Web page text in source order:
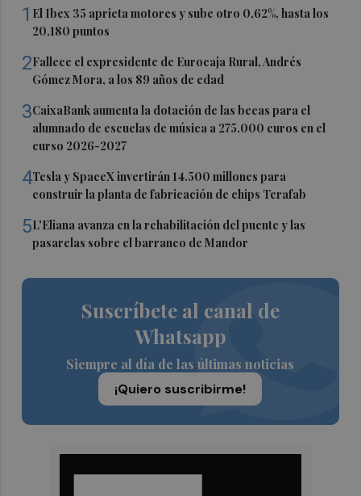
1 El Ibex 35 aprieta motores y sube otro 0,62%, hasta los
20.180 puntos
2Fallece el expresidente de Eurocaja Rural, Andrés
Gómez Mora, a los 89 años de edad
3CaixaBank aumenta la dotación de las becas para el
alumnado de escuelas de música a 275.000 euros en el
curso 2026-2027
4Tesla y SpaceX invertirán 14.500 millones para
construir la planta de fabricación de chips Terafab
5L'Eliana avanza en la rehabilitación del puente y las
pasarelas sobre el barranco de Mandor
Suscríbete al canal de
Whatsapp
Siempre al día de las últimas noticias
¡Quiero suscribirme!